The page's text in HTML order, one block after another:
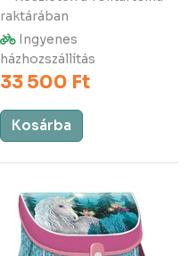
raktárában
Ingyenes
házhozszállítás
33 500 Ft
Kosárba